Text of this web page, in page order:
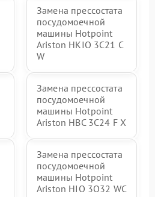
Замена прессостата
посудомоечной
машины Hotpoint
Ariston HKIO 3C21 C
W
Замена прессостата
посудомоечной
машины Hotpoint
Ariston HBC 3C24 F X
Замена прессостата
посудомоечной
машины Hotpoint
Ariston HIO 3O32 WC